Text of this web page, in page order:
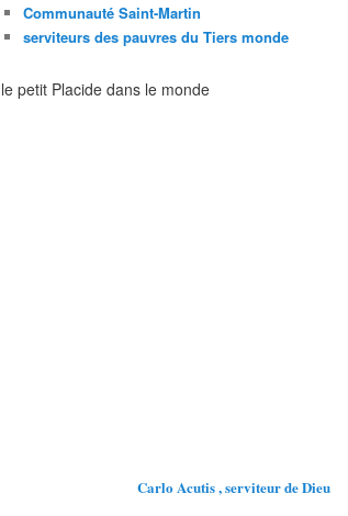
Communauté Saint-Martin
serviteurs des pauvres du Tiers monde
le petit Placide dans le monde
Carlo Acutis , serviteur de Dieu